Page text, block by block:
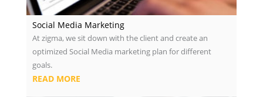
Social Media Marketing
At zigma, we sit down with the client and create an
optimized Social Media marketing plan for different
goals.
READ MORE